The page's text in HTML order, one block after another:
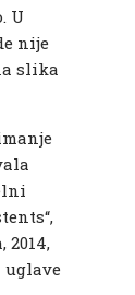
U
nije
slika
2014,
uglave